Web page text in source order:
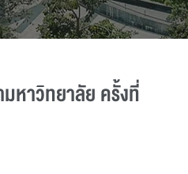
หาวิทยาลัย ครั้งที่